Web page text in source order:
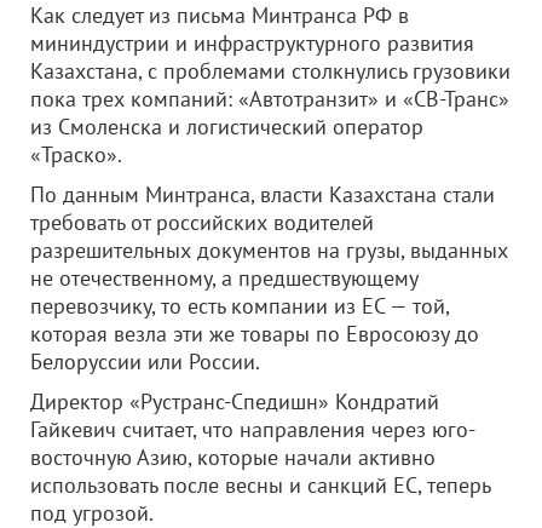
Как следует из письма Минтранса РФ в
мининдустрии и инфраструктурного развития
Казахстана, с проблемами столкнулись грузовики
пока трех компаний: «Автотранзит» и «СВ-Транс»
из Смоленска и логистический оператор
«Траско».
По данным Минтранса, власти Казахстана стали
требовать от российских водителей
разрешительных документов на грузы, выданных
не отечественному, а предшествующему
перевозчику, то есть компании из ЕС — той,
которая везла эти же товары по Евросоюзу до
Белоруссии или России.
Директор «Рустранс-Спедишн» Кондратий
Гайкевич считает, что направления через юго-
восточную Азию, которые начали активно
использовать после весны и санкций ЕС, теперь
под угрозой.